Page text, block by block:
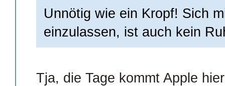
Unnötig wie ein Kropf! Sich
einzulassen, ist auch kein
Tja, die Tage kommt Apple